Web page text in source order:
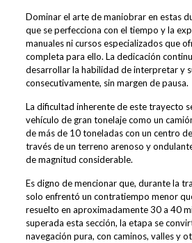
Dominar el arte de maniobrar en estas
que se perfecciona con el tiempo y la
manuales ni cursos especializados que
completa para ello. La dedicación
desarrollar la habilidad de interpretar y
consecutivamente, sin margen de pausa.
La dificultad inherente de este trayecto
vehículo de gran tonelaje como un
de más de 10 toneladas con un centro
través de un terreno arenoso y
de magnitud considerable.
Es digno de mencionar que, durante la
solo enfrentó un contratiempo menor
resuelto en aproximadamente 30 a 40
superada esta sección, la etapa se
navegación pura, con caminos, valles y